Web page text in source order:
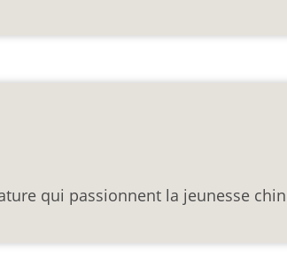
qui passionnent la jeunesse